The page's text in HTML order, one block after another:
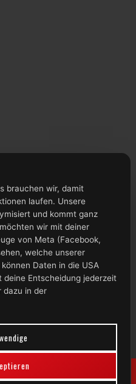
brauchen wir, damit
laufen. Unsere
und kommt ganz
wir mit deiner
von Meta (Facebook,
welche unserer
Daten in die USA
Entscheidung jederzeit
dazu in der